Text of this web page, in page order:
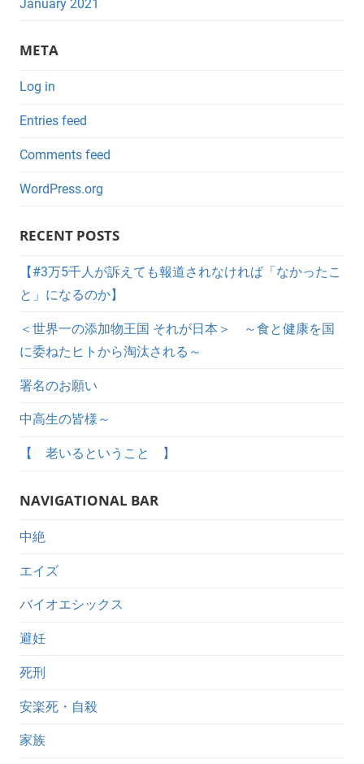
January 2021
META
Log in
Entries feed
Comments feed
WordPress.org
RECENT POSTS
【#3万5千人が訴えても報道されなければ「なかったこ
と」になるのか】
＜世界一の添加物王国 それが日本＞ ～食と健康を国
に委ねたヒトから淘汰される～
署名のお願い
中高生の皆様～
【 老いるということ 】
NAVIGATIONAL BAR
中絶
エイズ
バイオエシックス
避妊
死刑
安楽死・自殺
家族